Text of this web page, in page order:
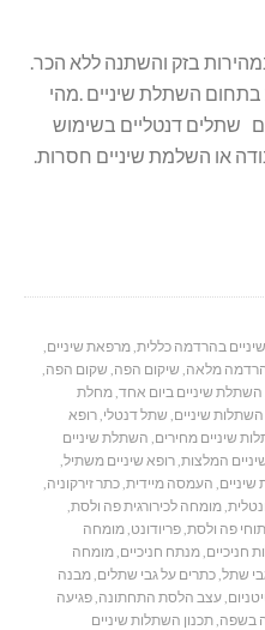
בזק והשתנה ללא הכר.
השתלת שיניים .מהי
שתלים דנטליים בשימוש
או השלמת שיניים חסרות.
שיניים בהרדמה כללית,מרפאת שיניים,
מלאה, שיקום הפה, שקום הפה,
השתלת שיניים ביום אחד,מחלת
השתלות שיניים, שתל דנטלי,רופא
שיניים מחירים, השתלת שיניים
המלצות,רופא שיניים משתיל,
, העמסה מיידית,כתר זירקוניה,
,מומחה לכירורגית פה ולסת,
פה ולסת,פריודונט,מומחה
חניכיים,מנתח חניכיים,מומחה
שתל,כתרים על גבי שתלים,מבנה
,עצב הלסת התחתונה,פגיעה
בשפה,תכנון השתלות שיניים